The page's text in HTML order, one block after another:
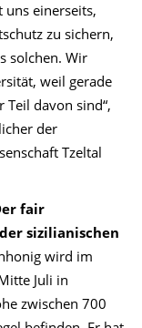
uns einerseits,
zu sichern,
solchen. Wir
weil gerade
davon sind“,
der
Tzeltal
fair
sizilianischen
wird im
Juli in
zwischen 700